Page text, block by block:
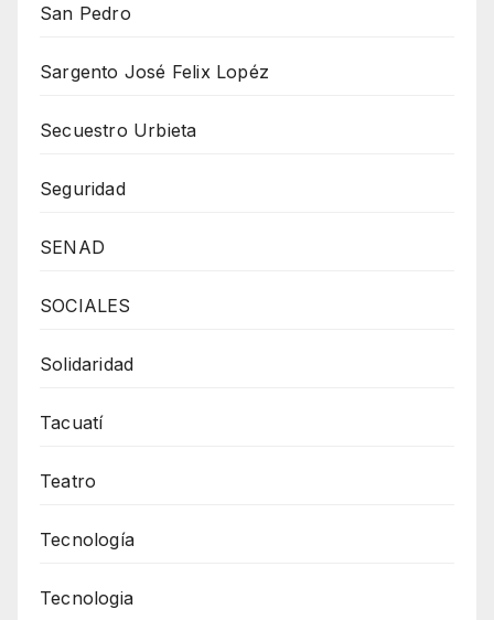
San Pedro
Sargento José Felix Lopéz
Secuestro Urbieta
Seguridad
SENAD
SOCIALES
Solidaridad
Tacuatí
Teatro
Tecnología
Tecnologia